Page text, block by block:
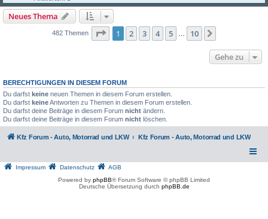
Neues Thema
482 Themen Seite 1von 10
1 2 3 4 5 10
Gehe zu
BERECHTIGUNGEN IN DIESEM FORUM
Du darfst keine neuen Themen in diesem Forum erstellen.
Du darfst keineAntworten zu Themen in diesem Forum erstellen.
Du darfst deine Beiträge in diesem Forum nicht ändern.
Du darfst deine Beiträge in diesem Forum nicht löschen.
Kfz Forum - Auto, Motorrad und LKW Kfz Forum - Auto, Motorrad und LKW
Impressum Datenschutz
AGB
Powered by phpBB® Forum Software © phpBB Limited
Deutsche Übersetzung durch phpBB.de